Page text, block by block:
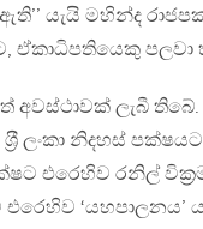
ඇති’’ යැයි මහින්ද
ඒකාධිපතියෙකු පලවා
අවස්ථාවක් ලැබී
ලංකා නිදහස්
එරෙහිව රනිල්